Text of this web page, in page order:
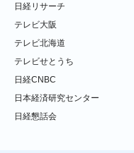
日経リサーチ
テレビ大阪
テレビ北海道
テレビせとうち
日経CNBC
日本経済研究センター
日経懇話会